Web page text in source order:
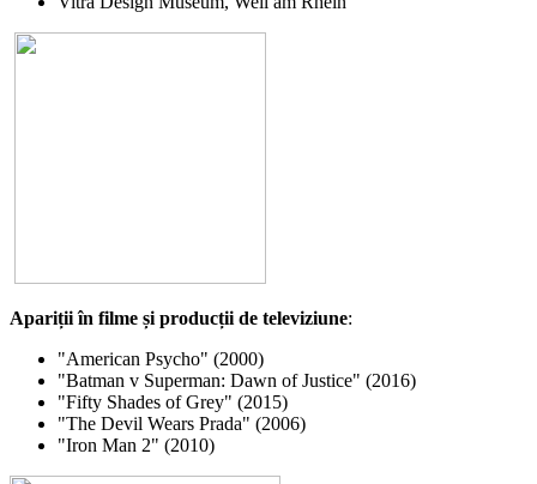
Apariții în filme și producții de televiziune:
"American Psycho" (2000)
"Batman v Superman: Dawn of Justice" (2016)
"Fifty Shades of Grey" (2015)
"The Devil Wears Prada" (2006)
"Iron Man 2" (2010)